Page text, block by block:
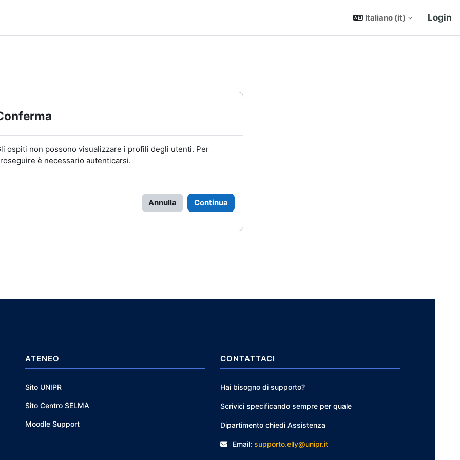
Italiano ‎(it)‎ Login
ospiti non possono visualizzare i profili degli utenti. Per
è necessario autenticarsi.
Annulla Continua
ATENEO
Sito UNIPR
Sito Centro SELMA
Moodle Support
CONTATTACI
Hai bisogno di supporto?
Scrivici specificando sempre per quale
Dipartimento chiedi Assistenza
Email: supporto.elly@unipr.it